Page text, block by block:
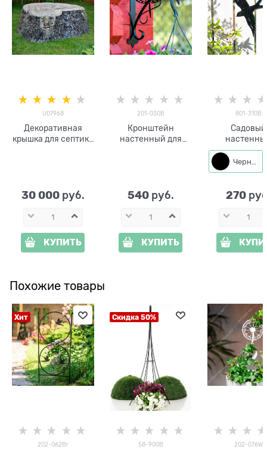
U07968
Декоративная
крышка для септика
30 000 руб.
КУПИТЬ
201-030B
Кронштейн
настенный для
540 руб.
КУПИТЬ
801-310B
Садовый
декор
801-310
270
Похожие товары
Хит
202-062Br
Скидка 50%
58-900B 202-076W